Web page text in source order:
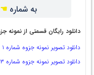
به شماره ☚
دانلود رایگان قسمتی از نمونه
دانلود تصویر نمونه جزوه شماره ۱
دانلود تصویر نمونه جزوه شماره ۳